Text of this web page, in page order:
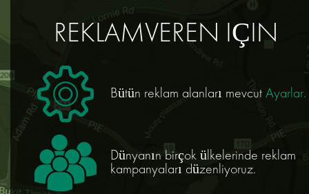
REKLAMVEREN IÇIN
Bütün reklam alanları mevcut Ayarlar.
Dünyanın birçok ülkelerinde reklam
kampanyaları düzenliyoruz.